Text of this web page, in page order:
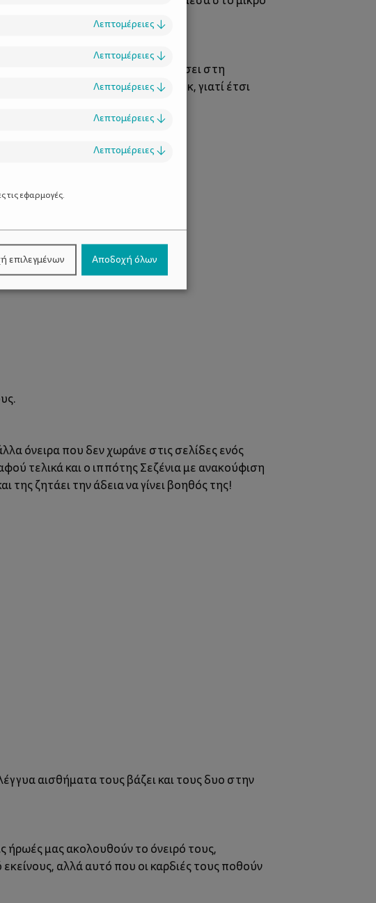
και να την παρουσιάσει στη
διστάζει να τα βάλει με τον Ζογκ, γιατί έτσι
όνειρα που δεν χωράνε στις σελίδες ενός
τελικά και ο ιππότης Σεζένια με ανακούφιση
ζητάει την άδεια να γίνει βοηθός της!
αισθήματα τους βάζει και τους δυο στην
ήρωές μας ακολουθούν το όνειρό τους,
αλλά αυτό που οι καρδιές τους ποθούν
Λεπτομέρειες ↓
Λεπτομέρειες ↓
Λεπτομέρειες ↓
Λεπτομέρειες ↓
Λεπτομέρειες ↓
τις εφαρμογές.
επιλεγμένων Αποδοχή όλων